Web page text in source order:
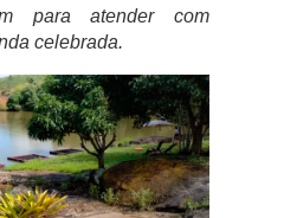
para atender com
celebrada.